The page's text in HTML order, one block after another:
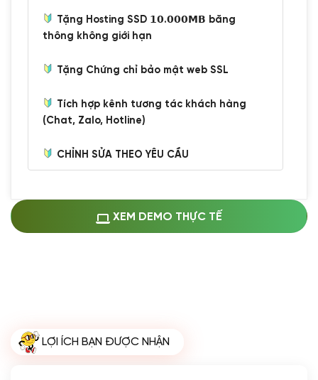
Tặng Hosting SSD 𝟭𝟬.𝟬𝟬𝟬𝗠𝗕 băng
thông không giới hạn
Tặng Chứng chỉ bảo mật web SSL
Tích hợp kênh tương tác khách hàng
(Chat, Zalo, Hotline)
CHỈNH SỬA THEO YÊU CẦU
Thay logo + thông tin doanh nghiệp
(+100.000 VND)
(+200.000 VND)
XEM DEMO THỰC TẾ
LỢI ÍCH BẠN ĐƯỢC NHẬN